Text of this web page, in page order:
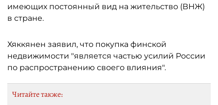
имеющих постоянный вид на жительство (ВНЖ)
в стране.
Хяккянен заявил, что покупка финской
недвижимости "является частью усилий России
по распространению своего влияния".
Читайте также: